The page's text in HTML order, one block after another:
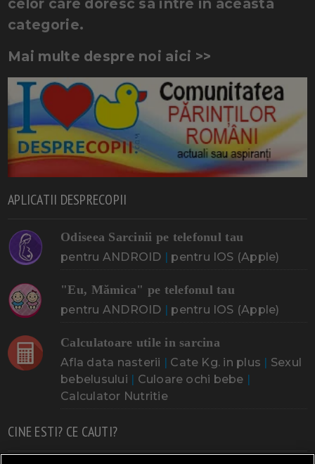
celor care doresc sa intre in aceasta
categorie.
Mai multe despre noi aici >>
APLICATII DESPRECOPII
Odiseea Sarcinii pe telefonul tau
pentru ANDROID | pentru IOS (Apple)
"Eu, Mămica" pe telefonul tau
pentru ANDROID | pentru IOS (Apple)
Calculatoare utile in sarcina
Afla data nasterii | Cate Kg. in plus | Sexul
bebelusului | Culoare ochi bebe |
Calculator Nutritie
CINE ESTI? CE CAUTI?